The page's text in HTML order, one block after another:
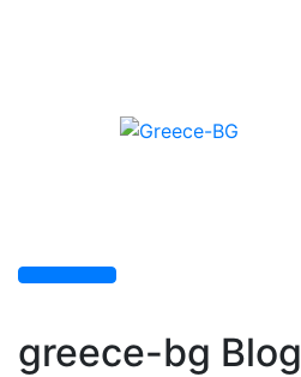
greece-bg Blog